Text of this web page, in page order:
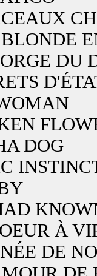
DU
DOG
À
DE